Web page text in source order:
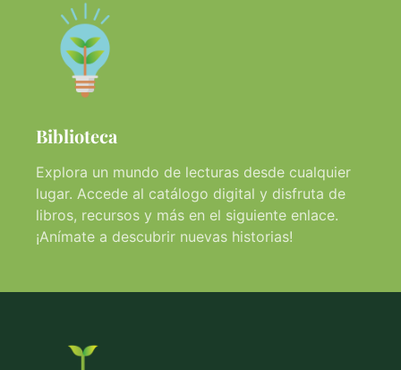
Biblioteca
Explora un mundo de lecturas desde cualquier
lugar. Accede al catálogo digital y disfruta de
libros, recursos y más en el siguiente enlace.
¡Anímate a descubrir nuevas historias!